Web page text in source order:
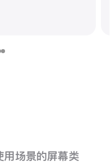
用场景的屏幕类